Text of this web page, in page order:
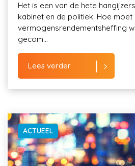
Het is een van de hete
kabinet en de politiek. Hoe moet
vermogensrendementsheffing
gecom...
Lees verder
ACTUEEL